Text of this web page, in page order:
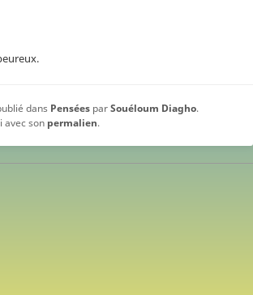
dans Pensées parSouéloum Diagho.
avec son permalien.